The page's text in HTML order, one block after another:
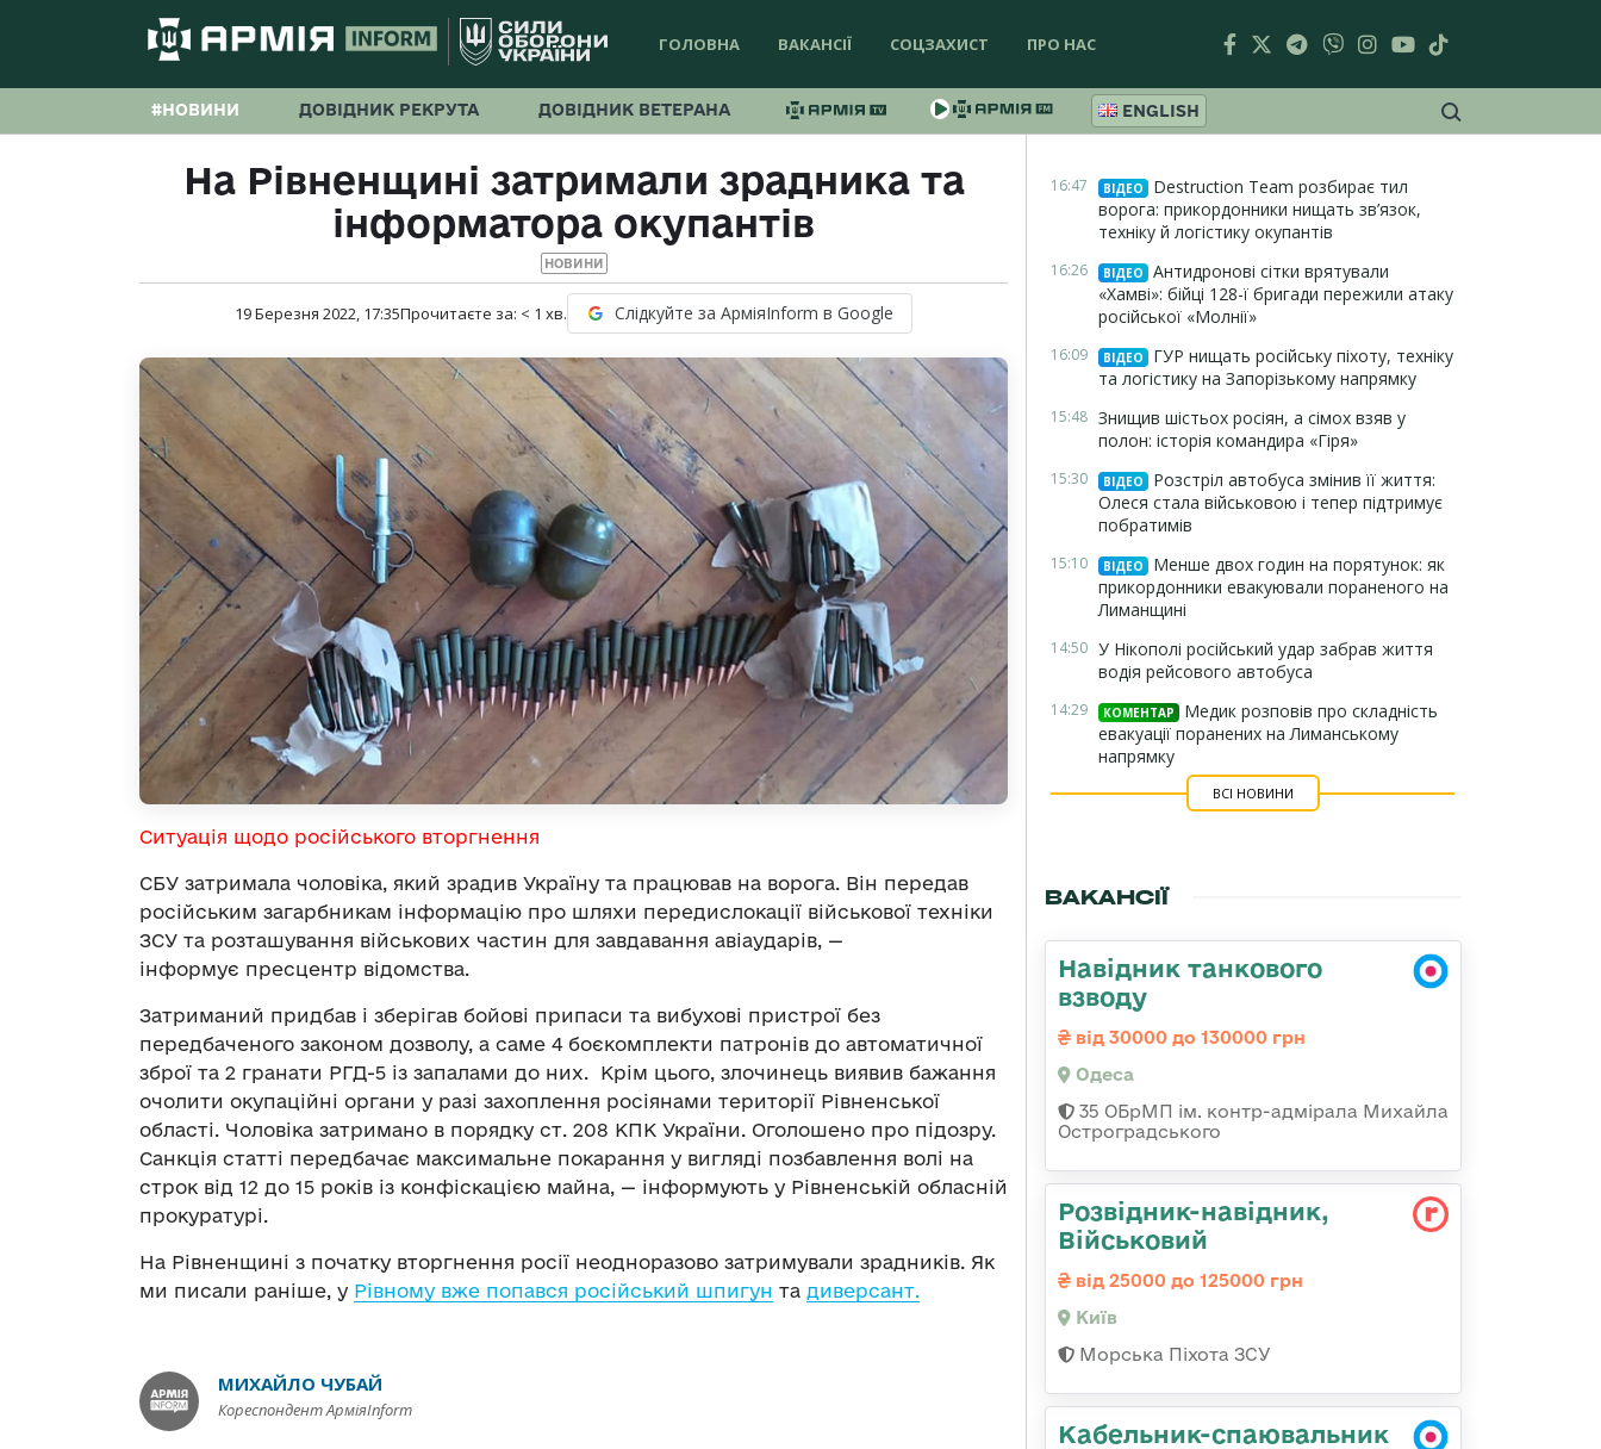
ГОЛОВНА ВАКАНСІЇ СОЦЗАХИСТ ПРО НАС
#НОВИНИ ДОВІДНИК РЕКРУТА ДОВІДНИК ВЕТЕРАНА ENGLISH
На Рівненщині затримали зрадника та
інформатора окупантів
НОВИНИ
19 Березня 2022, 17:35Прочитаєте за: < 1 хв. Слідкуйте за АрміяInform в Google
Ситуація щодо російського вторгнення
СБУ затримала чоловіка, який зрадив Україну та працював на ворога. Він передав
російським загарбникам інформацію про шляхи передислокації військової техніки
ЗСУ та розташування військових частин для завдавання авіаударів, —
інформує пресцентр відомства.
Затриманий придбав і зберігав бойові припаси та вибухові пристрої без
передбаченого законом дозволу, а саме 4 боєкомплекти патронів до автоматичної
зброї та 2 гранати РГД-5 із запалами до них. Крім цього, злочинець виявив бажання
очолити окупаційні органи у разі захоплення росіянами території Рівненської
області. Чоловіка затримано в порядку ст. 208 КПК України. Оголошено про підозру.
Санкція статті передбачає максимальне покарання у вигляді позбавлення волі на
строк від 12 до 15 років із конфіскацією майна, — інформують у Рівненській обласній
прокуратурі.
На Рівненщині з початку вторгнення росії неодноразово затримували зрадників. Як
ми писали раніше, у Рівному вже попався російський шпигун та диверсант.
МИХАЙЛО ЧУБАЙ
Кореспондент АрміяInform
16:47 ВІДЕО
Destruction Team розбирає тил
ворога: прикордонники нищать зв’язок,
техніку й логістику окупантів
16:26 ВІДЕО
Антидронові сітки врятували
«Хамві»: бійці 128-ї бригади пережили атаку
російської «Молнії»
16:09 ВІДЕО
ГУР нищать російську піхоту, техніку
та логістику на Запорізькому напрямку
15:48 Знищив шістьох росіян, а сімох взяв у
полон: історія командира «Гіря»
15:30 ВІДЕО
Розстріл автобуса змінив її життя:
Олеся стала військовою і тепер підтримує
побратимів
15:10 ВІДЕО
Менше двох годин на порятунок: як
прикордонники евакуювали пораненого на
Лиманщині
14:50 У Нікополі російський удар забрав життя
водія рейсового автобуса
14:29 КОМЕНТАР
Медик розповів про складність
евакуації поранених на Лиманському
напрямку
ВСІ НОВИНИ
ВАКАНСІЇ
Навідник танкового
взводу
від 30000 до 130000 грн
Одеса
35 ОБрМП ім. контр-адмірала Михайла
Остроградського
Розвідник-навідник,
Військовий
від 25000 до 125000 грн
Київ
Морська Піхота ЗСУ
Кабельник-спаювальник